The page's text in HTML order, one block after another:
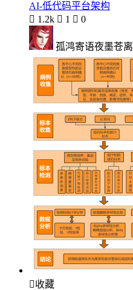
AI-低代码平台架构
 1.2k  1  0
孤鸿寄语夜墨苍离
收藏